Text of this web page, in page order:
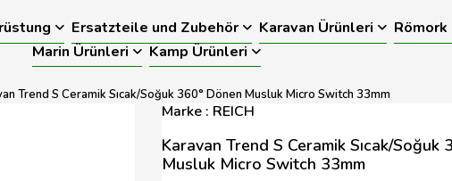
Ersatzteile und Zubehör Karavan Ürünleri
Marin Ürünleri
Kamp Ürünleri
Trend S Ceramik Sıcak/Soğuk 360° Dönen Musluk Micro Switch 33mm
Marke : REICH
Karavan Trend S Ceramik Sıcak/Soğuk
Musluk Micro Switch 33mm